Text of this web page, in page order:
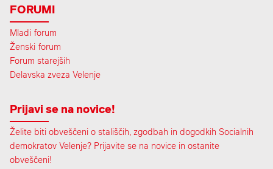
FORUMI
Mladi forum
Ženski forum
Forum starejših
Delavska zveza Velenje
Prijavi se na novice!
Želite biti obveščeni o stališčih, zgodbah in dogodkih Socialnih
demokratov Velenje? Prijavite se na novice in ostanite
obveščeni!